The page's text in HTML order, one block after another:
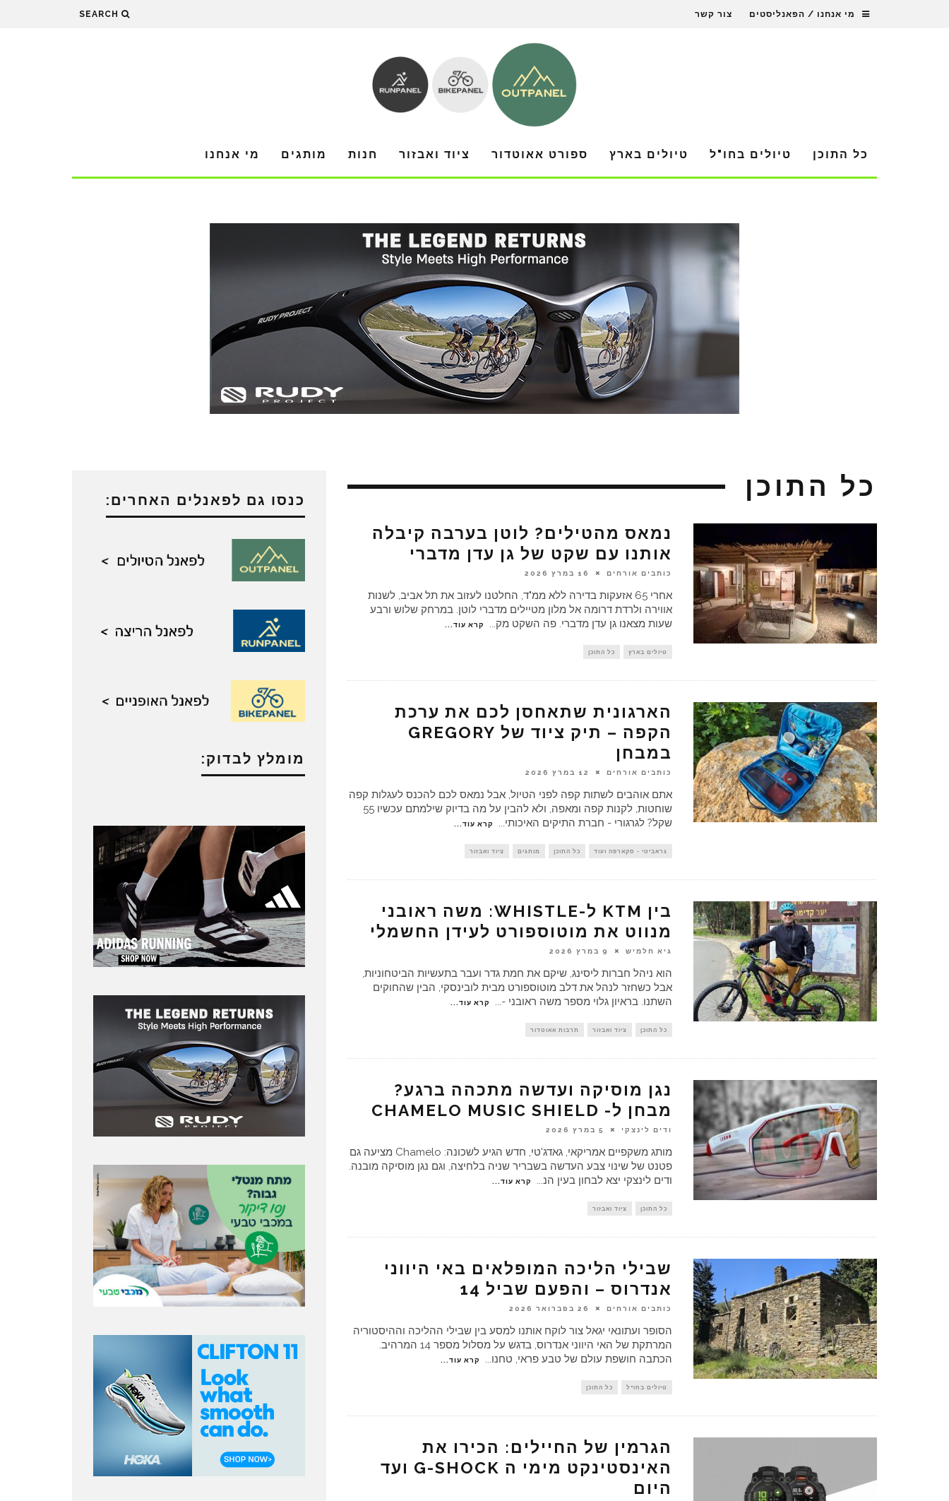
מי אנחנו / הפאנליסטים צור קשר SEARCH
כל התוכן טיולים בחו"ל טיולים בארץ ספורט אאוטדור ציוד ואבזור חנות מותגים מי אנחנו
כל התוכן
נמאס מהטילים? לוטן בערבה קיבלה
אותנו עם שקט של גן עדן מדברי
כותבים אורחים 16 במרץ 2026
אחרי 65 אזעקות בדירה ללא ממ"ד, החלטנו לעזוב את תל אביב, לשנות
אווירה ולרדת דרומה אל מלון מטיילים מדברי לוטן. במרחק שלוש ורבע
שעות מצאנו גן עדן מדברי. פה השקט מק... קרא עוד...
טיולים בארץ כל התוכן
הארגונית שתאחסן לכם את ערכת
הקפה – תיק ציוד של GREGORY
במבחן
כותבים אורחים 12 במרץ 2026
אתם אוהבים לשתות קפה לפני הטיול, אבל נמאס לכם להכנס לעגלות קפה
שוחטות, לקנות קפה ומאפה, ולא להבין על מה בדיוק שילמתם עכשיו 55
שקל? לגרגורי - חברת התיקים האיכותי... קרא עוד...
גראביטי - סקארפה ועוד כל התוכן מותגים ציוד ואבזור
בין KTM ל-WHISTLE: משה ראובני
מנווט את מוטוספורט לעידן החשמלי
גיא חלמיש 9 במרץ 2026
הוא ניהל חברות ליסינג, שיקם את חמת גדר ועבר בתעשיות הביטחוניות,
אבל כשחזר לנהל את דלב מוטוספורט מבית לובינסקי, הבין שהחוקים
השתנו. בראיון גלוי מספר משה ראובני -... קרא עוד...
כל התוכן ציוד ואבזור תרבות אאוטדור
נגן מוסיקה ועדשה מתכהה ברגע?
מבחן ל- CHAMELO MUSIC SHIELD
ודים לינצקי 5 במרץ 2026
מותג משקפיים אמריקאי, גאדג'טי, חדש הגיע לשכונה: Chamelo מציעה גם
פטנט של שינוי צבע העדשה בשבריר שניה בלחיצה, וגם נגן מוסיקה מובנה.
ודים לינצקי יצא לבחון בעין הנ... קרא עוד...
כל התוכן ציוד ואבזור
שבילי הליכה המופלאים באי היווני
אנדרוס – והפעם שביל 14
כותבים אורחים 26 בפברואר 2026
הסופר ועתונאי יגאל צור לוקח אותנו למסע בין שבילי ההליכה וההיסטוריה
המרתקת של האי היווני אנדרוס, בדגש על מסלול מספר 14 המרהיב.
הכתבה חושפת עולם של טבע פראי, טחנו
קרא עוד...
טיולים בחו"ל כל התוכן
הגרמין של החיילים: הכירו את
האינסטינקט מימי ה G-SHOCK ועד
היום
כנסו גם לפאנלים האחרים:
מומלץ לבדוק: